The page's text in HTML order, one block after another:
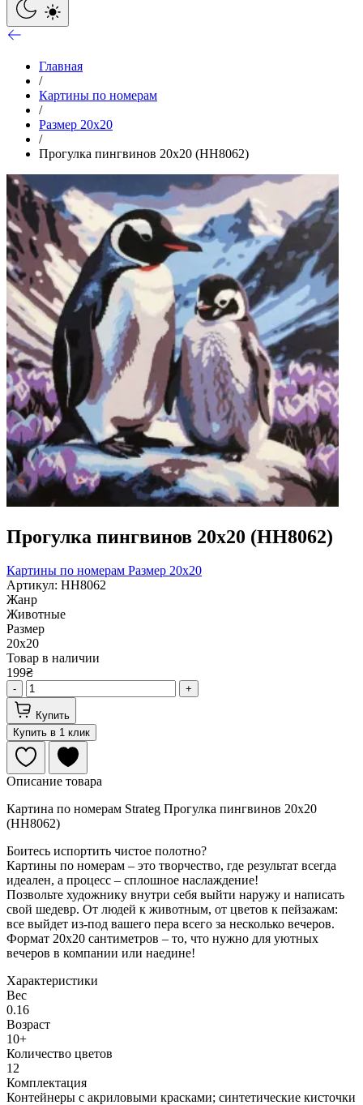
Главная
/
Картины по номерам
/
Размер 20x20
/
Прогулка пингвинов 20х20 (HH8062)
Прогулка пингвинов 20х20 (HH8062)
Картины по номерам Размер 20x20
Артикул: HH8062
Жанр
Животные
Размер
20х20
Товар в наличии
199₴
- +
Купить
Купить в 1 клик
Описание товара
Картина по номерам Strateg Прогулка пингвинов 20х20
(HH8062)
Боитесь испортить чистое полотно?
Картины по номерам – это творчество, где результат всегда
идеален, а процесс – сплошное наслаждение!
Позвольте художнику внутри себя выйти наружу и написать
свой шедевр. От людей к животным, от цветов к пейзажам:
все выйдет из-под вашего пера всего за несколько вечеров.
Формат 20х20 сантиметров – то, что нужно для уютных
вечеров в компании или наедине!
Характеристики
Вес
0.16
Возраст
10+
Количество цветов
12
Комплектация
Контейнеры с акриловыми красками; синтетические кисточки